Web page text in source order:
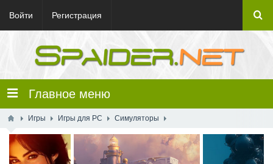
Войти Регистрация
Главное меню
Игры Игры для PC Симуляторы